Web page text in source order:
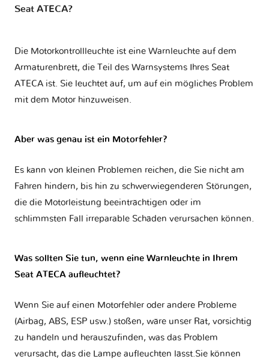
Seat ATECA?
Die Motorkontrollleuchte ist eine Warnleuchte auf dem
Armaturenbrett, die Teil des Warnsystems Ihres Seat
ATECA ist. Sie leuchtet auf, um auf ein mögliches Problem
mit dem Motor hinzuweisen.
Aber was genau ist ein Motorfehler?
Es kann von kleinen Problemen reichen, die Sie nicht am
Fahren hindern, bis hin zu schwerwiegenderen Störungen,
die die Motorleistung beeinträchtigen oder im
schlimmsten Fall irreparable Schäden verursachen können.
Was sollten Sie tun, wenn eine Warnleuchte in Ihrem
Seat ATECA aufleuchtet?
Wenn Sie auf einen Motorfehler oder andere Probleme
(Airbag, ABS, ESP usw.) stoßen, wäre unser Rat, vorsichtig
zu handeln und herauszufinden, was das Problem
verursacht, das die Lampe aufleuchten lässt.Sie können